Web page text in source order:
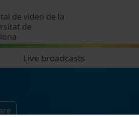
de vídeo de la
de
Live broadcasts